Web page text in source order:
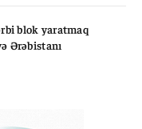
blok yaratmaq
Ərəbistanı